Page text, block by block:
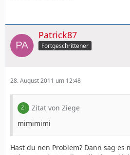
Patrick87
Fortgeschrittener
28. August 2011 um 12:48
Zitat von Ziege
mimimimi
Hast du nen Problem? Dann sag es